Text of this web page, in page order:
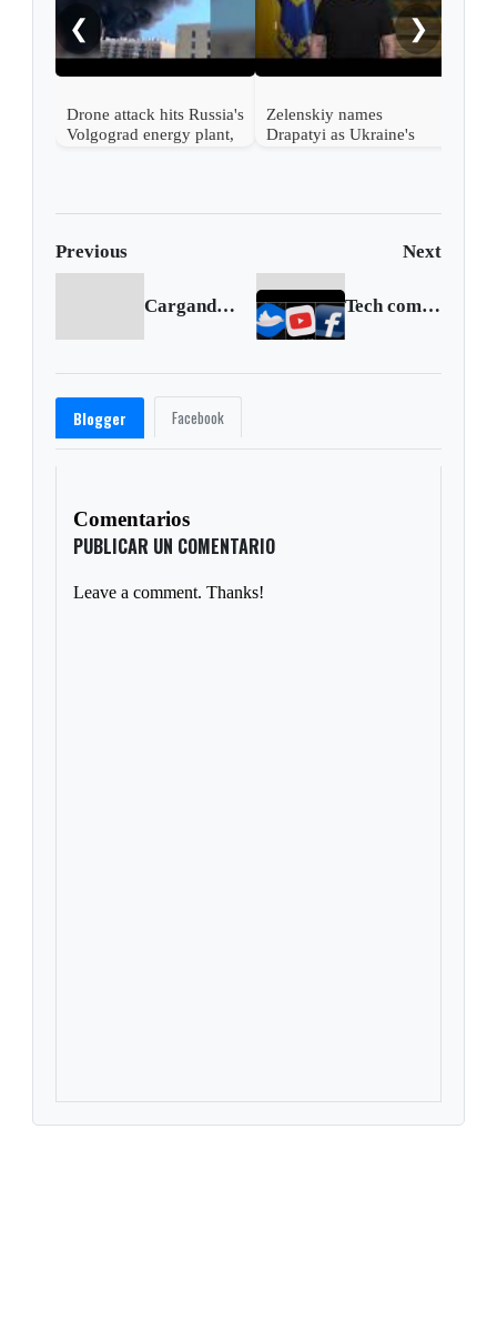
❮
Drone attack hits Russia's
Volgograd energy plant,
Zelenskiy names
Drapatyi as Ukraine's
❯
Previous Next
Cargando anterior... Tech companies grapple with Russian propaganda
Blogger Facebook
Comentarios
PUBLICAR UN COMENTARIO
Leave a comment. Thanks!